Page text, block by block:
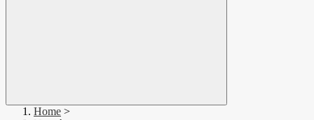
Home >